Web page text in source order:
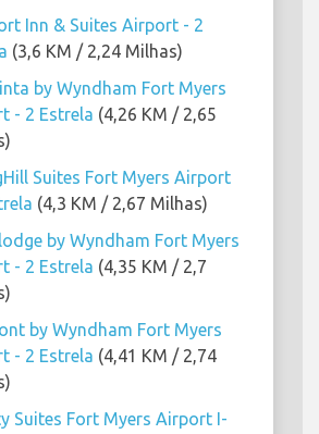
Inn & Suites Airport - 2
(3,6 KM / 2,24 Milhas)
by Wyndham Fort Myers
- 2 Estrela (4,26 KM / 2,65
Suites Fort Myers Airport
(4,3 KM / 2,67 Milhas)
by Wyndham Fort Myers
- 2 Estrela (4,35 KM / 2,7
by Wyndham Fort Myers
- 2 Estrela (4,41 KM / 2,74
Suites Fort Myers Airport I-